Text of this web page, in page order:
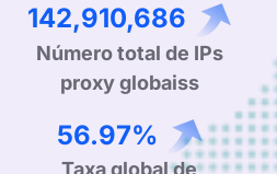
236,100,954
Número total de IPs
proxy globaiss
94.41%
Taxa global de